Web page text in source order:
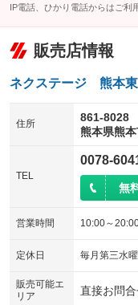
IP電話、ひかり電話からはご利
販売店情報
ネクステージ 熊本
住所
861-8028
熊本県熊
TEL
0078-
無
営業時間 10:00～
定休日 毎月第三水
販売可能エ
リア
直接お問